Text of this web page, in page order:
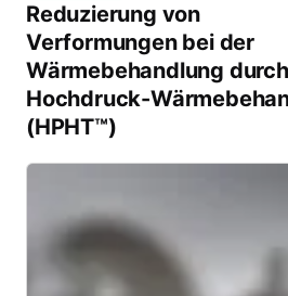
Reduzierung von
Verformungen bei der
Wärmebehandlung durch
Hochdruck-
(HPHT™)